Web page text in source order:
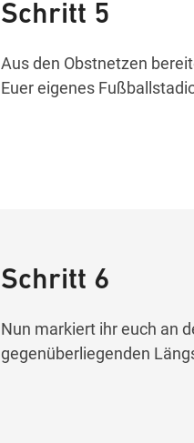
Schritt 5
Aus den Obstnetzen
Euer eigenes
Schritt 6
Nun markiert ihr euch an
gegenüberliegenden